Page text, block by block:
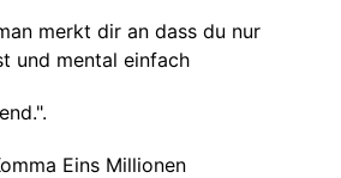
merkt dir an dass du nur
und mental einfach
Eins Millionen